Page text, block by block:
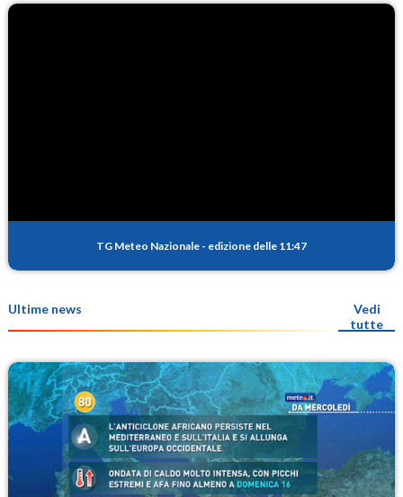
TG Meteo Nazionale - edizione delle 11:47
Ultime news
Vedi
tutte